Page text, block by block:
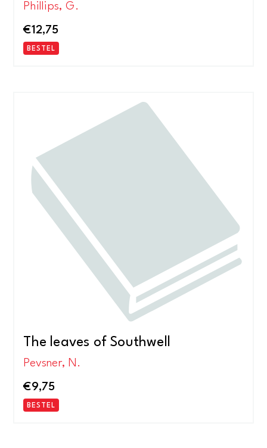
Phillips, G.
€12,75
BESTEL
The leaves of Southwell
Pevsner, N.
€9,75
BESTEL